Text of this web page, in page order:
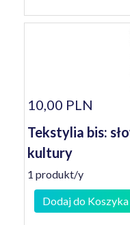
10,00 PLN
Tekstylia bis:
kultury
1 produkt/y
Dodaj do Koszyka